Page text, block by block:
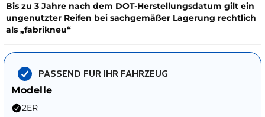
Bis zu 3 Jahre nach dem DOT-Herstellungsdatum gilt ein
ungenutzter Reifen bei sachgemäßer Lagerung rechtlich
als „fabrikneu“
PASSEND FUR IHR FAHRZEUG
Modelle
2ER